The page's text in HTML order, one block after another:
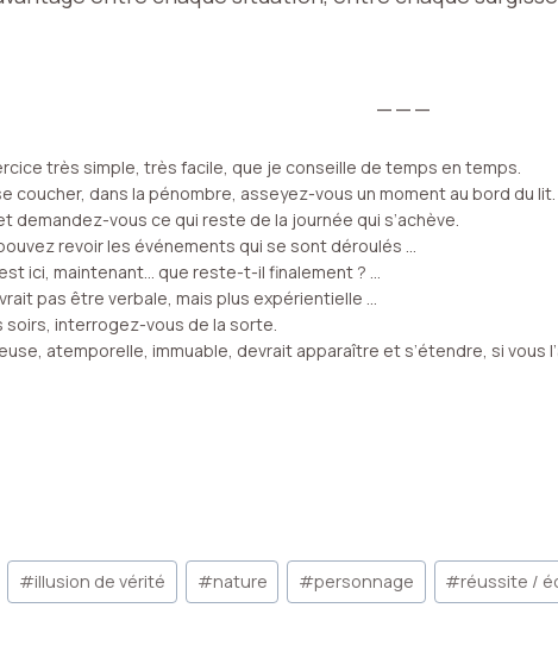
très simple, très facile, que je conseille de temps en temps.
coucher, dans la pénombre, asseyez-vous un moment au bord du lit.
demandez-vous ce qui reste de la journée qui s’achève.
revoir les événements qui se sont déroulés …
ici, maintenant… que reste-t-il finalement ? …
pas être verbale, mais plus expérientielle …
soirs, interrogez-vous de la sorte.
atemporelle, immuable, devrait apparaître et s’étendre, si vous
#illusion de vérité #nature #personnage #réussite /